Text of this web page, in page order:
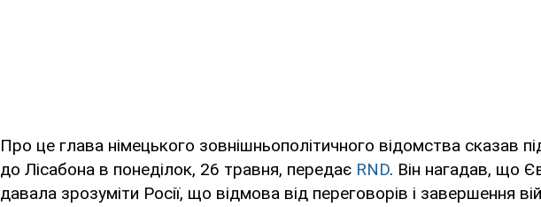
Про це глава німецького зовнішньополітичного відомства сказав
до Лісабона в понеділок, 26 травня, передає RND. Він нагадав, що
давала зрозуміти Росії, що відмова від переговорів і завершення